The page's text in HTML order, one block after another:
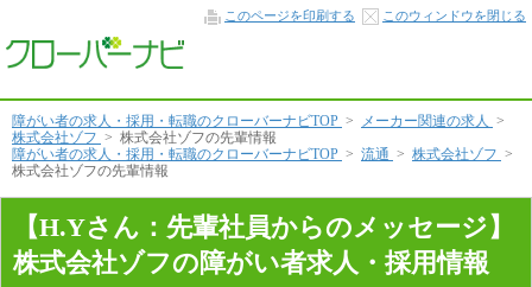
社
員
ら
の
メ
ッ
セ
へ
このページを印刷する このウィンドウを閉じる
障がい者の求人・採用・転職のクローバーナビTOP > メーカー関連の求人 >
株式会社ゾフ > 株式会社ゾフの先輩情報
障がい者の求人・採用・転職のクローバーナビTOP > 流通 > 株式会社ゾフ >
株式会社ゾフの先輩情報
【H.Yさん：先輩社員からのメッセージ】
株式会社ゾフの障がい者求人・採用情報